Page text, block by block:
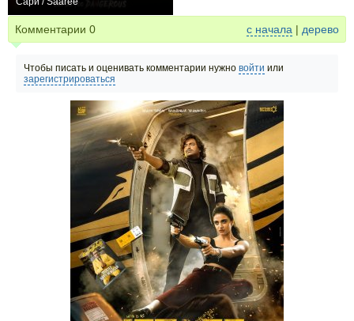
Комментарии 0 с начала | дерево
Чтобы писать и оценивать комментарии нужно войти или
зарегистрироваться